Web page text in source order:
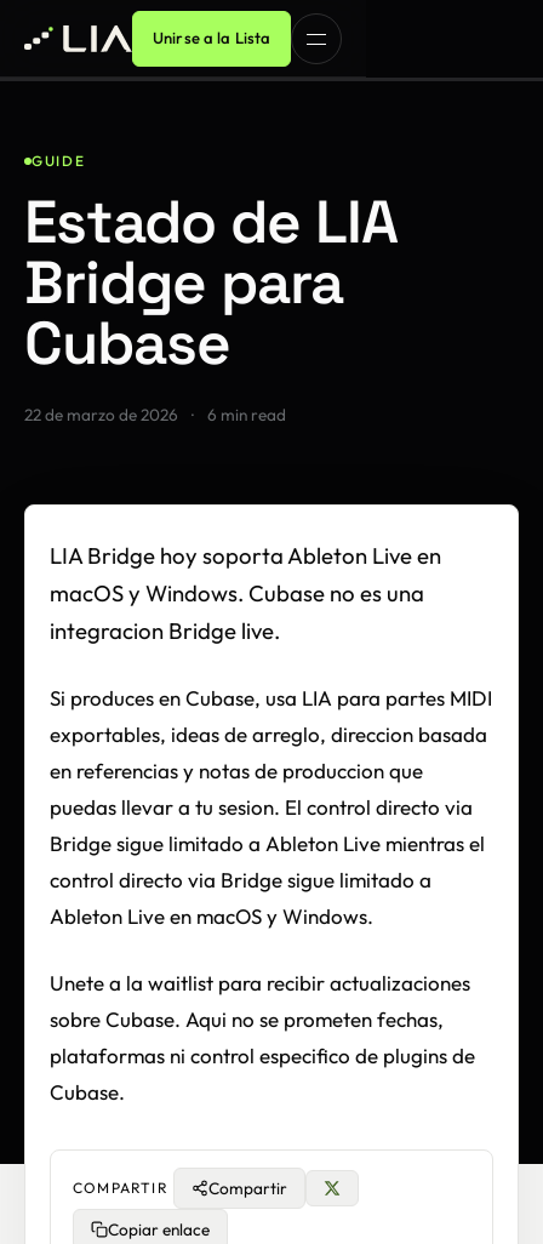
Unirse a la Lista
GUIDE
Estado de LIA
Bridge para
Cubase
22 de marzo de 2026 · 6 min read
LIA Bridge hoy soporta Ableton Live en
macOS y Windows. Cubase no es una
integracion Bridge live.
Si produces en Cubase, usa LIA para partes MIDI
exportables, ideas de arreglo, direccion basada
en referencias y notas de produccion que
puedas llevar a tu sesion. El control directo via
Bridge sigue limitado a Ableton Live mientras el
control directo via Bridge sigue limitado a
Ableton Live en macOS y Windows.
Unete a la waitlist para recibir actualizaciones
sobre Cubase. Aqui no se prometen fechas,
plataformas ni control especifico de plugins de
Cubase.
COMPARTIR
Compartir
Copiar enlace